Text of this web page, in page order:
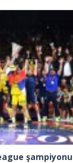
şampiyonu